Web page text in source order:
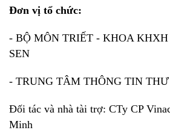
Đơn vị tổ chức:
- BỘ MÔN TRIẾT - KHOA
SEN
- TRUNG TÂM THÔNG TIN
Đối tác và nhà tài trợ: CTy CP
Minh